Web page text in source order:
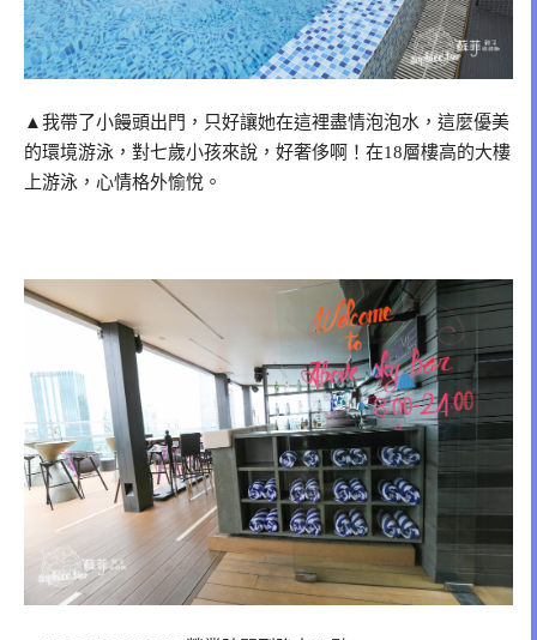
▲我帶了小饅頭出門，只好讓她在這裡盡情泡泡水，這麼優美
的環境游泳，對七歲小孩來說，好奢侈啊！在18層樓高的大樓
上游泳，心情格外愉悅。